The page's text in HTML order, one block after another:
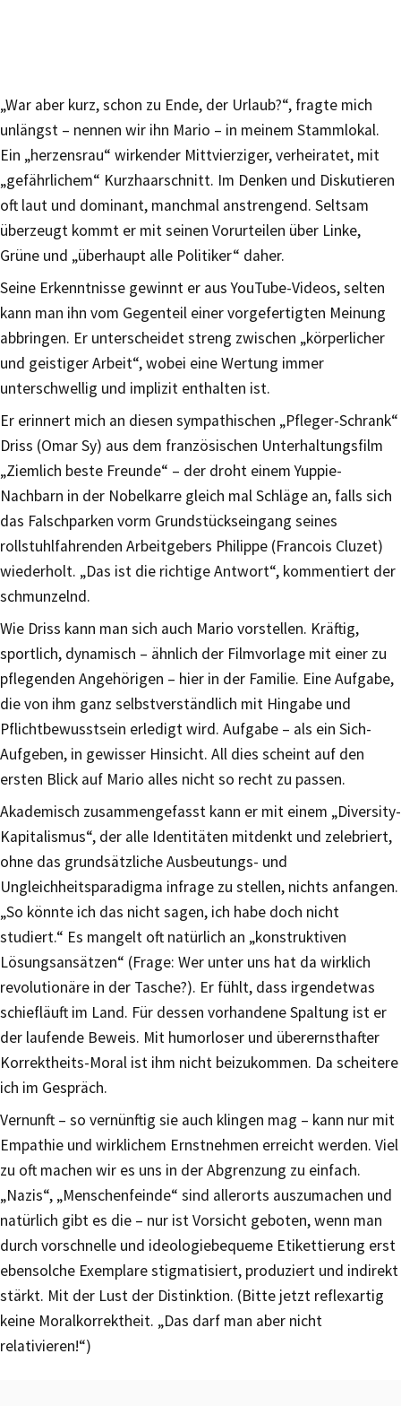
„War aber kurz, schon zu Ende, der Urlaub?“, fragte mich
unlängst – nennen wir ihn Mario – in meinem Stammlokal.
Ein „herzensrau“ wirkender Mittvierziger, verheiratet, mit
„gefährlichem“ Kurzhaarschnitt. Im Denken und Diskutieren
oft laut und dominant, manchmal anstrengend. Seltsam
überzeugt kommt er mit seinen Vorurteilen über Linke,
Grüne und „überhaupt alle Politiker“ daher.
Seine Erkenntnisse gewinnt er aus YouTube-Videos, selten
kann man ihn vom Gegenteil einer vorgefertigten Meinung
abbringen. Er unterscheidet streng zwischen „körperlicher
und geistiger Arbeit“, wobei eine Wertung immer
unterschwellig und implizit enthalten ist.
Er erinnert mich an diesen sympathischen „Pfleger-Schrank“
Driss (Omar Sy) aus dem französischen Unterhaltungsfilm
„Ziemlich beste Freunde“ – der droht einem Yuppie-
Nachbarn in der Nobelkarre gleich mal Schläge an, falls sich
das Falschparken vorm Grundstückseingang seines
rollstuhlfahrenden Arbeitgebers Philippe (Francois Cluzet)
wiederholt. „Das ist die richtige Antwort“, kommentiert der
schmunzelnd.
Wie Driss kann man sich auch Mario vorstellen. Kräftig,
sportlich, dynamisch – ähnlich der Filmvorlage mit einer zu
pflegenden Angehörigen – hier in der Familie. Eine Aufgabe,
die von ihm ganz selbstverständlich mit Hingabe und
Pflichtbewusstsein erledigt wird. Aufgabe – als ein Sich-
Aufgeben, in gewisser Hinsicht. All dies scheint auf den
ersten Blick auf Mario alles nicht so recht zu passen.
Akademisch zusammengefasst kann er mit einem „Diversity-
Kapitalismus“, der alle Identitäten mitdenkt und zelebriert,
ohne das grundsätzliche Ausbeutungs- und
Ungleichheitsparadigma infrage zu stellen, nichts anfangen.
„So könnte ich das nicht sagen, ich habe doch nicht
studiert.“ Es mangelt oft natürlich an „konstruktiven
Lösungsansätzen“ (Frage: Wer unter uns hat da wirklich
revolutionäre in der Tasche?). Er fühlt, dass irgendetwas
schiefläuft im Land. Für dessen vorhandene Spaltung ist er
der laufende Beweis. Mit humorloser und überernsthafter
Korrektheits-Moral ist ihm nicht beizukommen. Da scheitere
ich im Gespräch.
Vernunft – so vernünftig sie auch klingen mag – kann nur mit
Empathie und wirklichem Ernstnehmen erreicht werden. Viel
zu oft machen wir es uns in der Abgrenzung zu einfach.
„Nazis“, „Menschenfeinde“ sind allerorts auszumachen und
natürlich gibt es die – nur ist Vorsicht geboten, wenn man
durch vorschnelle und ideologiebequeme Etikettierung erst
ebensolche Exemplare stigmatisiert, produziert und indirekt
stärkt. Mit der Lust der Distinktion. (Bitte jetzt reflexartig
keine Moralkorrektheit. „Das darf man aber nicht
relativieren!“)